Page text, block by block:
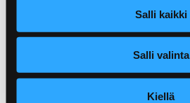
Salli kaikki
Salli valinta
Kiellä
vastaavien oikeudellisten
Jos Yritys on osallisena fuusiossa,
liiketoimintakaupassa tai
yritysjärjestelyssä, voidaan